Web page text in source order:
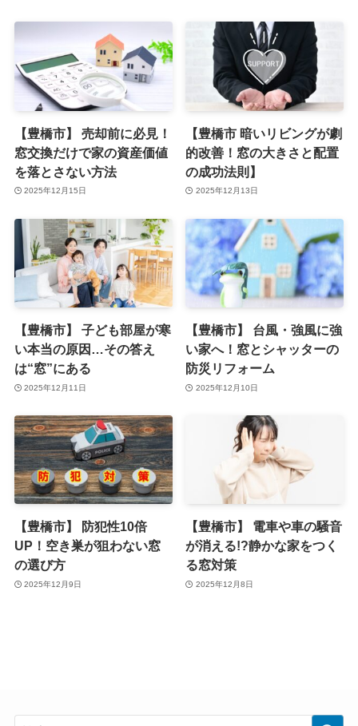
【豊橋市】 売却前に必見！
窓交換だけで家の資産価値
を落とさない方法
2025年12月15日
【豊橋市 暗いリビングが劇
的改善！窓の大きさと配置
の成功法則】
2025年12月13日
【豊橋市】 子ども部屋が寒
い本当の原因…その答え
は“窓”にある
2025年12月11日
【豊橋市】 台風・強風に強
い家へ！窓とシャッターの
防災リフォーム
2025年12月10日
【豊橋市】 防犯性10倍
UP！空き巣が狙わない窓
の選び方
2025年12月9日
【豊橋市】 電車や車の騒音
が消える!?静かな家をつく
る窓対策
2025年12月8日